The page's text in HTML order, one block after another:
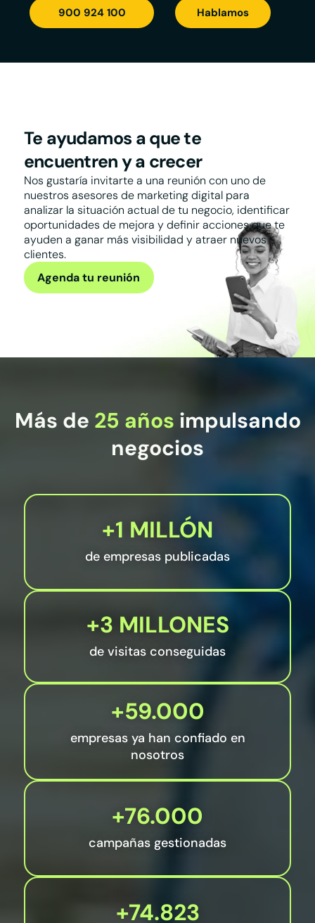
900 924 100 Hablamos
Te ayudamos a que te
encuentren y a crecer
Nos gustaría invitarte a una reunión con uno de
nuestros asesores de marketing digital para
analizar la situación actual de tu negocio, identificar
oportunidades de mejora y definir acciones que te
ayuden a ganar más visibilidad y atraer nuevos
clientes.
Agenda tu reunión
Más de 25 años impulsando
negocios
+1 MILLÓN
de empresas publicadas
+3 MILLONES
de visitas conseguidas
+59.000
empresas ya han confiado en
nosotros
+76.000
campañas gestionadas
+74.823